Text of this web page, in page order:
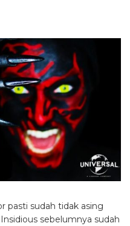
pasti sudah tidak asing
sebelumnya sudah